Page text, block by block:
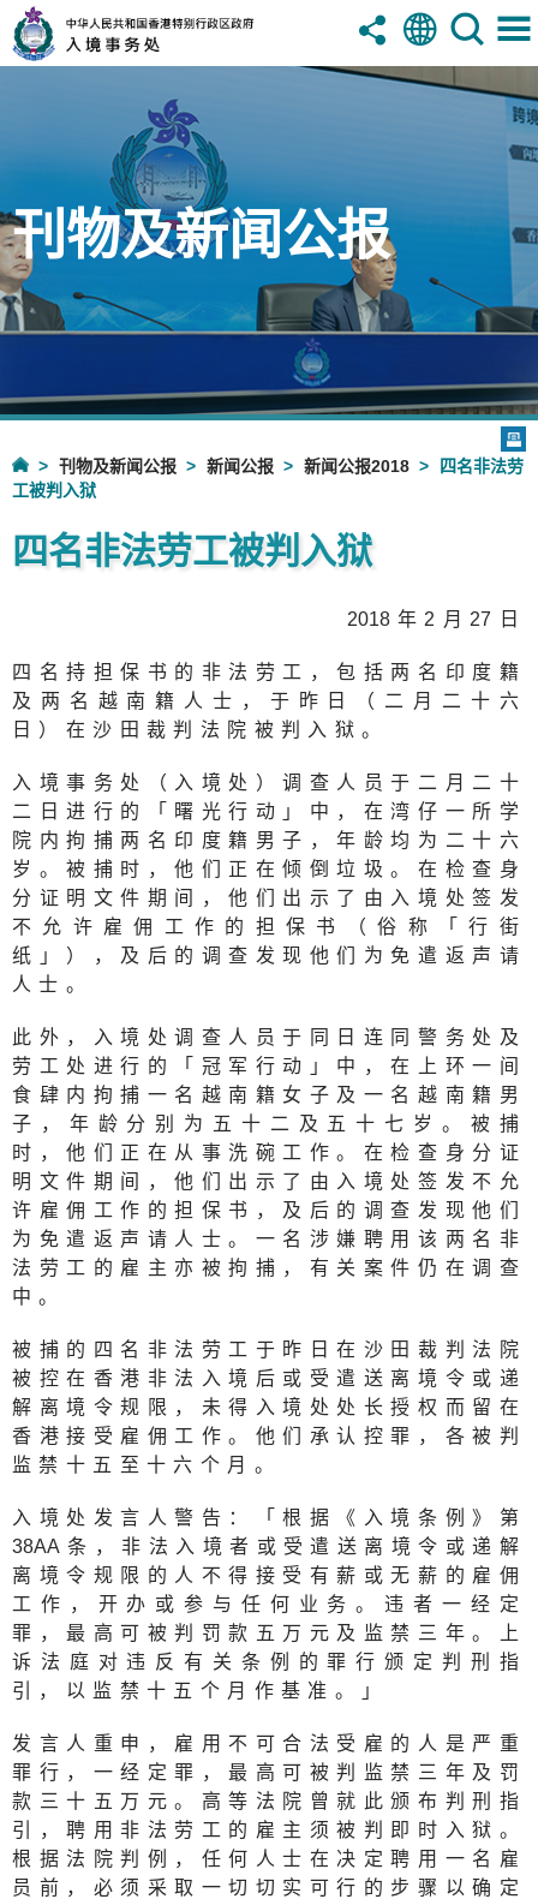
刊物及新闻公报
刊物及新闻公报 新闻公报 新闻公报2018
四名非法劳
工被判入狱
四名非法劳工被判入狱
2018年2月 27日
四名持担保书的非法劳工，包括两名印度籍
及两名越南籍人士，于昨日（二月二十六
日）在沙田裁判法院被判入狱。
入境事务处（入境处）调查人员于二月二十
二日进行的「曙光行动」中，在湾仔一所学
院内拘捕两名印度籍男子，年龄均为二十六
岁。被捕时，他们正在倾倒垃圾。在检查身
分证明文件期间，他们出示了由入境处签发
不允许雇佣工作的担保书（俗称「行街
纸」），及后的调查发现他们为免遣返声请
人士。
此外，入境处调查人员于同日连同警务处及
劳工处进行的「冠军行动」中，在上环一间
食肆内拘捕一名越南籍女子及一名越南籍男
子，年龄分别为五十二及五十七岁。被捕
时，他们正在从事洗碗工作。在检查身分证
明文件期间，他们出示了由入境处签发不允
许雇佣工作的担保书，及后的调查发现他们
为免遣返声请人士。一名涉嫌聘用该两名非
法劳工的雇主亦被拘捕，有关案件仍在调查
中。
被捕的四名非法劳工于昨日在沙田裁判法院
被控在香港非法入境后或受遣送离境令或递
解离境令规限，未得入境处处长授权而留在
香港接受雇佣工作。他们承认控罪，各被判
监禁十五至十六个月。
入境处发言人警告：「根据《入境条例》第
38AA条，非法入境者或受遣送离境令或递解
离境令规限的人不得接受有薪或无薪的雇佣
工作，开办或参与任何业务。违者一经定
罪，最高可被判罚款五万元及监禁三年。上
诉法庭对违反有关条例的罪行颁定判刑指
引，以监禁十五个月作基准。」
发言人重申，雇用不可合法受雇的人是严重
罪行，一经定罪，最高可被判监禁三年及罚
款三十五万元。高等法院曾就此颁布判刑指
引，聘用非法劳工的雇主须被判即时入狱。
根据法院判例，任何人士在决定聘用一名雇
员前，必须采取一切切实可行的步骤以确定